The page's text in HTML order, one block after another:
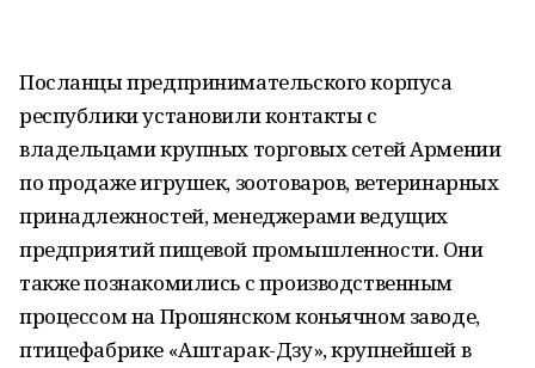
Посланцы предпринимательского корпуса
республики установили контакты с
владельцами крупных торговых сетей Армении
по продаже игрушек, зоотоваров, ветеринарных
принадлежностей, менеджерами ведущих
предприятий пищевой промышленности. Они
также познакомились с производственным
процессом на Прошянском коньячном заводе,
птицефабрике «Аштарак-Дзу», крупнейшей в